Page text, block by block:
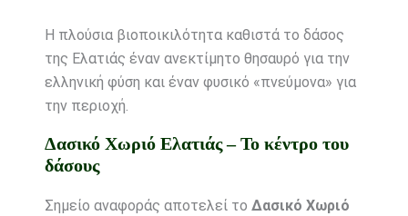
Η πλούσια βιοποικιλότητα καθιστά το δάσος
της Ελατιάς έναν ανεκτίμητο θησαυρό για την
ελληνική φύση και έναν φυσικό «πνεύμονα» για
την περιοχή.
Δασικό Χωριό Ελατιάς – Το κέντρο του
δάσους
Σημείο αναφοράς αποτελεί το Δασικό Χωριό